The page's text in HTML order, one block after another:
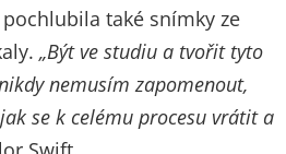
také snímky ze
„Být ve studiu a tvořit tyto
nemusím zapomenout,
se k celému procesu vrátit a